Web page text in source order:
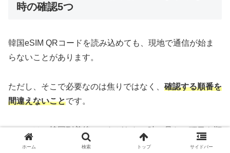
時の確認5つ
韓国eSIM QRコードを読み込めても、現地で通信が始ま
らないことがあります。
ただし、そこで必要なのは焦りではなく、 確認する順番を
間違えないことです。
ここでは、韓国到着後につながらない時に見たい項目を順
番にまとめます。
ホーム 検索 トップ サイドバー